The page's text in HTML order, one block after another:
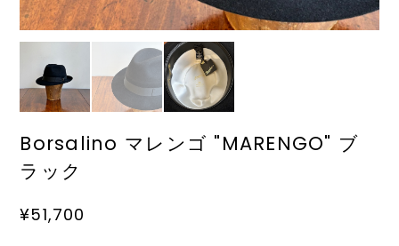
Borsalino マレンゴ "MARENGO" ブ
ラック
¥51,700